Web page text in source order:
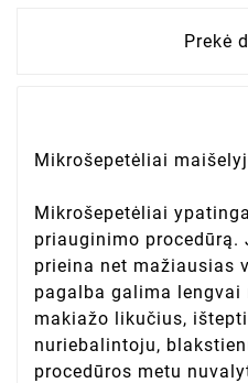
Prekė
Mikrošepetėliai
Mikrošepetėliai
priauginimo
prieina net mažiausias
pagalba galima
makiažo likučius,
nuriebalintoju,
procedūros metu